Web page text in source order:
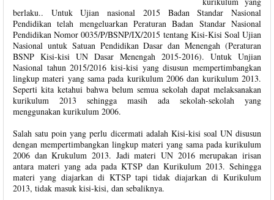
berlaku.. Untuk Ujian nasional 2015 Badan Standar Nasional
Pendidikan telah mengeluarkan Peraturan Badan Standar Nasional
Pendidikan Nomor 0035/P/BSNP/IX/2015 tentang Kisi-Kisi Soal Ujian
Nasional untuk Satuan Pendidikan Dasar dan Menengah (Peraturan
BSNP Kisi-kisi UN Dasar Menengah 2015-2016). Untuk Unjian
Nasional tahun 2015/2016 kisi-kisi yang disusun mempertimbangkan
lingkup materi yang sama pada kurikulum 2006 dan kurikulum 2013.
Seperti kita ketahui bahwa belum semua sekolah dapat melaksanakan
kurikulum 2013 sehingga masih ada sekolah-sekolah yang
menggunakan kurikulum 2006.
Salah satu poin yang perlu dicermati adalah Kisi-kisi soal UN disusun
dengan mempertimbangkan lingkup materi yang sama pada kurikulum
2006 dan Krukulum 2013. Jadi materi UN 2016 merupakan irisan
antara materi yang ada pada KTSP dan Kurikulum 2013. Sehingga
materi yang diajarkan di KTSP tapi tidak diajarkan di Kurikulum
2013, tidak masuk kisi-kisi, dan sebaliknya.